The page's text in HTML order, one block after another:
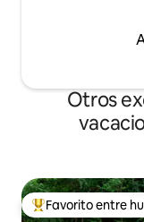
Otros
De los mejores en
Favorito entre